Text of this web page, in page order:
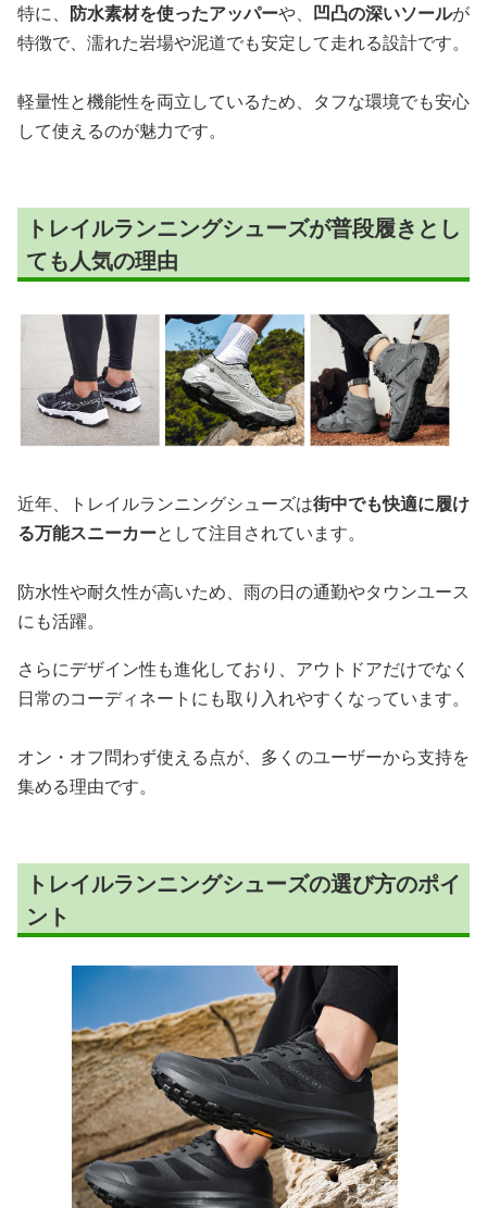
特に、 防水素材を使ったアッパーや、 凹凸の深いソールが
特徴で、濡れた岩場や泥道でも安定して走れる設計です。
軽量性と機能性を両立しているため、タフな環境でも安心
して使えるのが魅力です。
トレイルランニングシューズが普段履きとし
ても人気の理由
近年、トレイルランニングシューズは街中でも快適に履け
る万能スニーカーとして注目されています。
防水性や耐久性が高いため、雨の日の通勤やタウンユース
にも活躍。
さらにデザイン性も進化しており、アウトドアだけでなく
日常のコーディネートにも取り入れやすくなっています。
オン・オフ問わず使える点が、多くのユーザーから支持を
集める理由です。
トレイルランニングシューズの選び方のポイ
ント